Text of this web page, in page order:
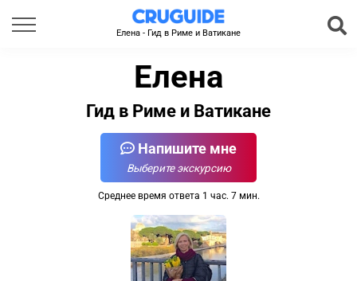
Елена - Гид в Риме и Ватикане
Елена
Гид в Риме и Ватикане
Напишите мне
Выберите экскурсию
Среднее время ответа 1 час. 7 мин.